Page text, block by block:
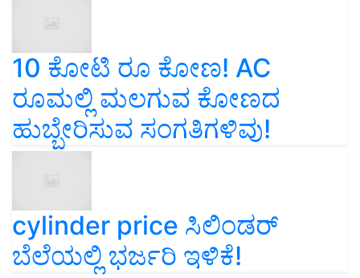
10 ಕೋಟಿ ರೂ ಕೋಣ! AC
ರೂಮಲ್ಲಿ ಮಲಗುವ ಕೋಣದ
ಹುಬ್ಬೇರಿಸುವ ಸಂಗತಿಗಳಿವು!
cylinder price ಸಿಲಿಂಡರ್‌
ಬೆಲೆಯಲ್ಲಿ ಭರ್ಜರಿ ಇಳಿಕೆ!